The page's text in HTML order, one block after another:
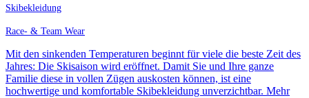
Skibekleidung
Race- & Team Wear
Mit den sinkenden Temperaturen beginnt für viele die beste Zeit des
Jahres: Die Skisaison wird eröffnet. Damit Sie und Ihre ganze
Familie diese in vollen Zügen auskosten können, ist eine
hochwertige und komfortable Skibekleidung unverzichtbar. Mehr